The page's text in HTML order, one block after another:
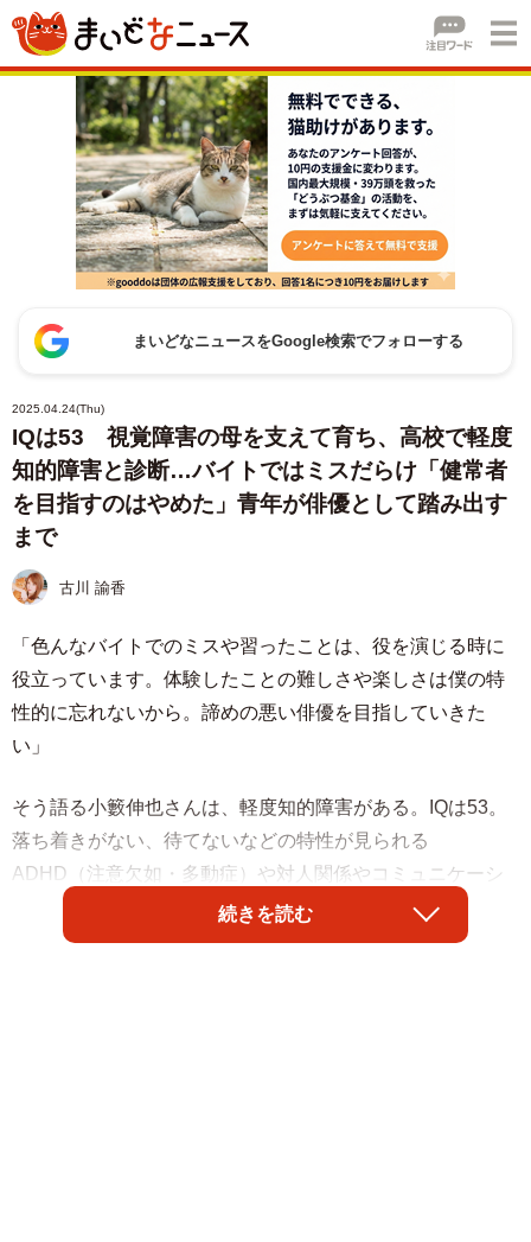
まいどなニュースをGoogle検索でフォローする
2025.04.24(Thu)
IQは53 視覚障害の母を支えて育ち、高校で軽度
知的障害と診断…バイトではミスだらけ「健常者
を目指すのはやめた」青年が俳優として踏み出す
まで
古川 諭香
「色んなバイトでのミスや習ったことは、役を演じる時に
役立っています。体験したことの難しさや楽しさは僕の特
性的に忘れないから。諦めの悪い俳優を目指していきた
い」
そう語る小籔伸也さんは、軽度知的障害がある。IQは53。
落ち着きがない、待てないなどの特性が見られる
ADHD（注意欠如・多動症）や対人関係やコミュニケーシ
ョンに困難さがある自閉スペクトラム症でもある。
続きを読む